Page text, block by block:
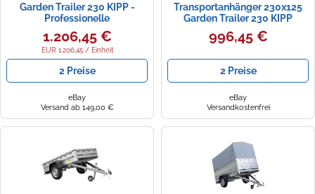
Garden Trailer 230 KIPP -
Professionelle
Transportlösung
1.206,45 €
EUR 1.206,45 / Einheit
2 Preise
eBay
Versand ab 149,00 €
Transportanhänger 230x125
Garden Trailer 230 KIPP
Unitrailer 750 kg
996,45 €
2 Preise
eBay
Versandkostenfrei